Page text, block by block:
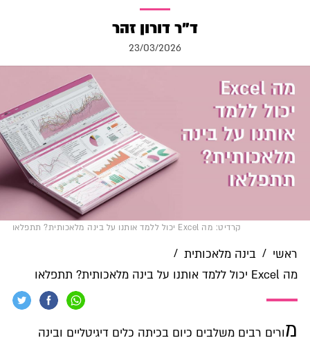
ד"ר דורון זהר
23/03/2026
קרדיט: מה Excel יכול ללמד אותנו על בינה מלאכותית? תתפלאו
ראשי / בינה מלאכותית /
מה Excel יכול ללמד אותנו על בינה מלאכותית? תתפלאו
מורים רבים משלבים כיום בכיתה כלים דיגיטליים ובינה